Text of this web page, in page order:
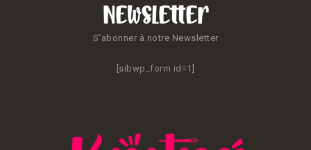
Newsletter
S'abonner à notre Newsletter
[sibwp_form id=1]